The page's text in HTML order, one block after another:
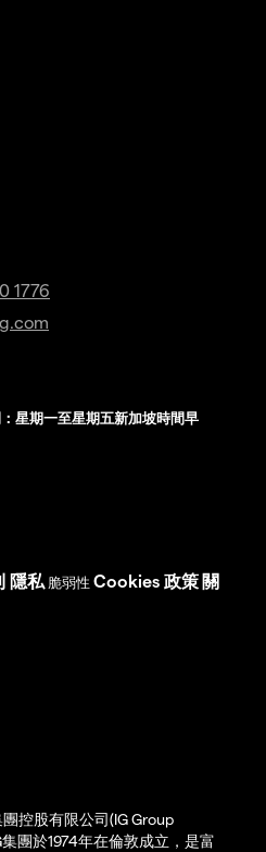
1776
星期一至星期五新加坡時間早
隱私 脆弱性 Cookies 政策 關
控股有限公司(IG Group
團於1974年在倫敦成立，是富